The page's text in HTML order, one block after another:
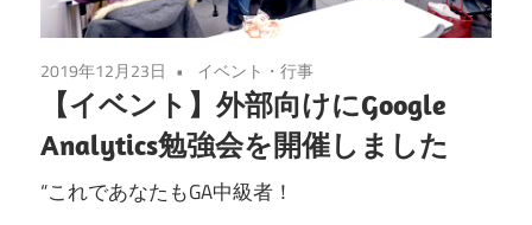
2019年12月23日 イベント・行事
【イベント】外部向けにGoogle
Analytics勉強会を開催しました
“これであなたもGA中級者！